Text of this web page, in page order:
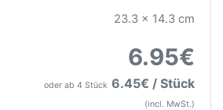
23.3 x 14.3 cm
6.95€
oder ab 4 Stück 6.45€ / Stück
(incl. MwSt.)